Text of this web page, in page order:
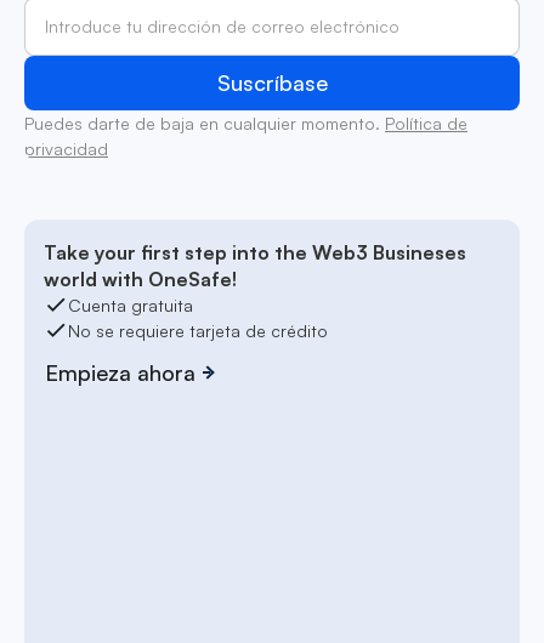
Puedes darte de baja en cualquier momento. Política de
privacidad
Take your first step into the Web3 Busineses
world with OneSafe!
Cuenta gratuita
No se requiere tarjeta de crédito
Empieza ahora